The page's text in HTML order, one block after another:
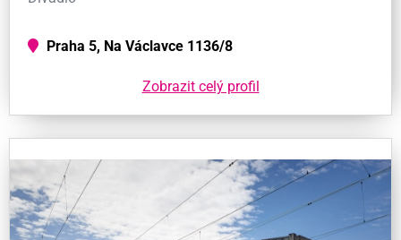
Praha 5, Na Václavce 1136/8
Zobrazit celý profil